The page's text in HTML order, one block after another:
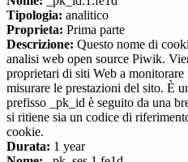
Tipologia: analitico
Proprieta: Prima parte
Descrizione: Questo nome di
analisi web open source Piwik.
proprietari di siti Web a
misurare le prestazioni del sito. È
prefisso _pk_id è seguito da una
si ritiene sia un codice di
cookie.
Durata: 1 year